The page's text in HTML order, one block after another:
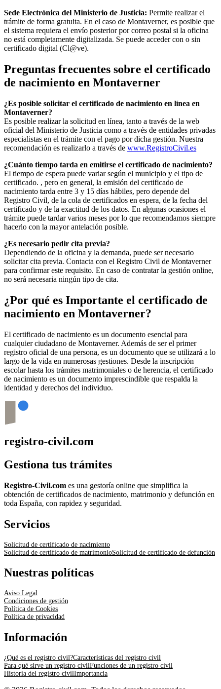
Sede Electrónica del Ministerio de Justicia: Permite realizar el
trámite de forma gratuita. En el caso de Montaverner, es posible que
el sistema requiera el envío posterior por correo postal si la oficina
no está completamente digitalizada. Se puede acceder con o sin
certificado digital (Cl@ve).
Preguntas frecuentes sobre el certificado
de nacimiento en Montaverner
¿Es posible solicitar el certificado de nacimiento en línea en
Montaverner?
Es posible realizar la solicitud en línea, tanto a través de la web
oficial del Ministerio de Justicia como a través de entidades privadas
especialistas en el trámite con el pago por dicha gestión. Nuestra
recomendación es realizarlo a través de www.RegistroCivil.es
¿Cuánto tiempo tarda en emitirse el certificado de nacimiento?
El tiempo de espera puede variar según el municipio y el tipo de
certificado. , pero en general, la emisión del certificado de
nacimiento tarda entre 3 y 15 días hábiles, pero depende del
Registro Civil, de la cola de certificados en espera, de la fecha del
certificado y de la exactitud de los datos. En algunas ocasiones el
trámite puede tardar varios meses por lo que recomendamos siempre
hacerlo con la mayor antelación posible.
¿Es necesario pedir cita previa?
Dependiendo de la oficina y la demanda, puede ser necesario
solicitar cita previa. Contacta con el Registro Civil de Montaverner
para confirmar este requisito. En caso de contratar la gestión online,
no será necesaria ningún tipo de cita.
¿Por qué es Importante el certificado de
nacimiento en Montaverner?
El certificado de nacimiento es un documento esencial para
cualquier ciudadano de Montaverner. Además de ser el primer
registro oficial de una persona, es un documento que se utilizará a lo
largo de la vida en numerosas gestiones. Desde la inscripción
escolar hasta los trámites matrimoniales o de herencia, el certificado
de nacimiento es un documento imprescindible que respalda la
identidad y derechos del individuo.
registro-civil.com
Gestiona tus trámites
Registro-Civil.com es una gestoría online que simplifica la
obtención de certificados de nacimiento, matrimonio y defunción en
toda España, con rapidez y seguridad.
Servicios
Solicitud de certificado de nacimiento
Solicitud de certificado de matrimonioSolicitud de certificado de defunción
Nuestras políticas
Aviso Legal
Condiciones de gestión
Política de Cookies
Política de privacidad
Información
¿Qué es el registro civil?Características del registro civil
Para qué sirve un registro civilFunciones de un registro civil
Historia del registro civilImportancia